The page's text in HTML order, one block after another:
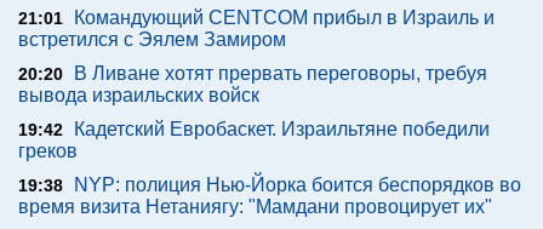
21:01
Командующий CENTCOM прибыл в Израиль и
встретился с Эялем Замиром
20:20
В Ливане хотят прервать переговоры, требуя
вывода израильских войск
19:42
Кадетский Евробаскет. Израильтяне победили
греков
19:38
NYP: полиция Нью-Йорка боится беспорядков во
время визита Нетаниягу: "Мамдани провоцирует их"